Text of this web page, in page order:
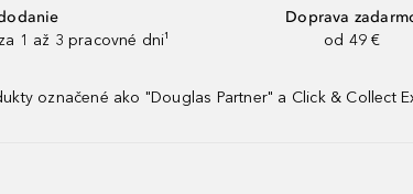
1 až 3 pracovné dni¹
Doprava
od 49 €
označené ako "Douglas Partner" a Click & Collect